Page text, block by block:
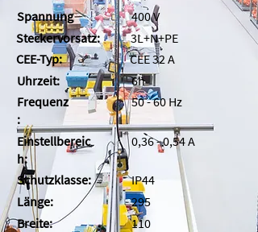
Spannung
Steckervorsatz:
CEE-Typ:
Uhrzeit:
Frequenz
:
Einstellbereic
h:
Schutzklasse:
Länge:
Breite:
400 V
3L+N+PE
CEE 32 A
6h
50 - 60 Hz
0,36 - 0,54 A
IP44
295
110